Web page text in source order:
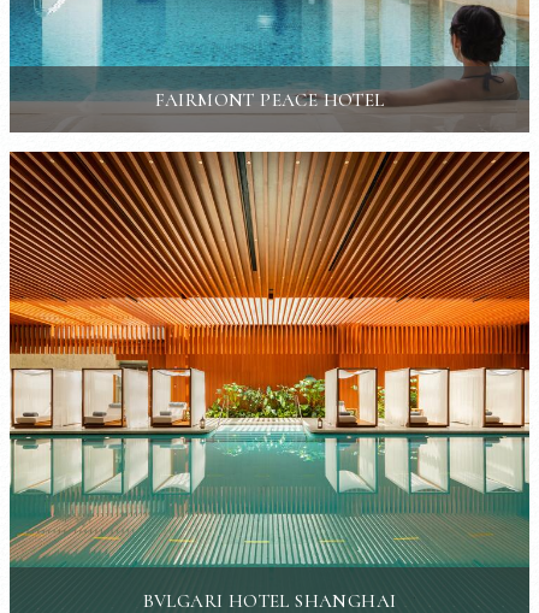
FAIRMONT PEACE HOTEL
BVLGARI HOTEL SHANGHAI